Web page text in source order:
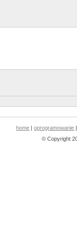
home |oprogramowanie
© Copyright